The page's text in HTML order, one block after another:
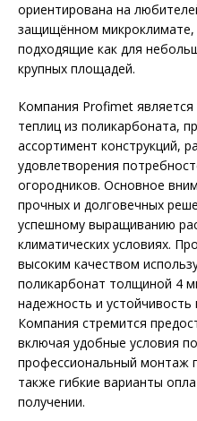
ориентирована на
защищённом микроклимате,
подходящие как для
крупных площадей.
Компания Profimet
теплиц из поликарбоната,
ассортимент конструкций,
удовлетворения
огородников. Основное
прочных и долговечных
успешному выращиванию
климатических условиях.
высоким качеством
поликарбонат толщиной 4
надежность и
Компания стремится
включая удобные условия
профессиональный монтаж
также гибкие варианты
получении.